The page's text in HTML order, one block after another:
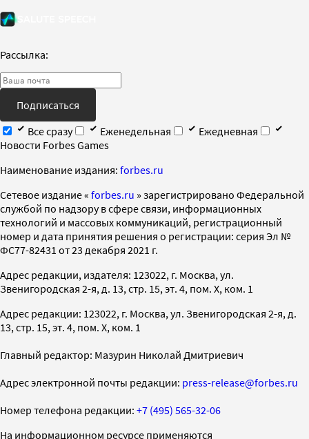
Рассылка:
Подписаться
Все сразу
Еженедельная
Ежедневная
Новости Forbes Games
Наименование издания: forbes.ru
Cетевое издание « forbes.ru » зарегистрировано Федеральной
службой по надзору в сфере связи, информационных
технологий и массовых коммуникаций, регистрационный
номер и дата принятия решения о регистрации: серия Эл №
ФС77-82431 от 23 декабря 2021 г.
Адрес редакции, издателя: 123022, г. Москва, ул.
Звенигородская 2-я, д. 13, стр. 15, эт. 4, пом. X, ком. 1
Адрес редакции: 123022, г. Москва, ул. Звенигородская 2-я, д.
13, стр. 15, эт. 4, пом. X, ком. 1
Главный редактор: Мазурин Николай Дмитриевич
Адрес электронной почты редакции: press-release@forbes.ru
Номер телефона редакции: +7 (495) 565-32-06
На информационном ресурсе применяются